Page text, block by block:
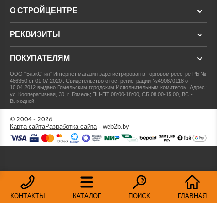
КОНТАКТЫ КАТАЛОГ ПОИСК ГЛАВНАЯ
О СТРОЙЦЕНТРЕ
РЕКВИЗИТЫ
ПОКУПАТЕЛЯМ
ООО "БлэкСтил" Интернет магазин зарегистрирован в торговом реестре РБ №
486350 от 01.07.2020г.Свидетельство о гос. регистрации №490870118 от
10.04.2012 выдано Гомельским городским Исполнительным комитетом.Адрес:
ул. Кооперативная, 30, г. Гомель; ПН-ПТ 08:00-18:00, СБ 08:00-15:00, ВС -
Выходной.
© 2004 - 2026
Карта сайтаРазработка сайта- web2b.by